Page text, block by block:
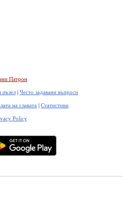
Патрон
пъзел | Често задавани въпроси
на славата | Статистики
Policy